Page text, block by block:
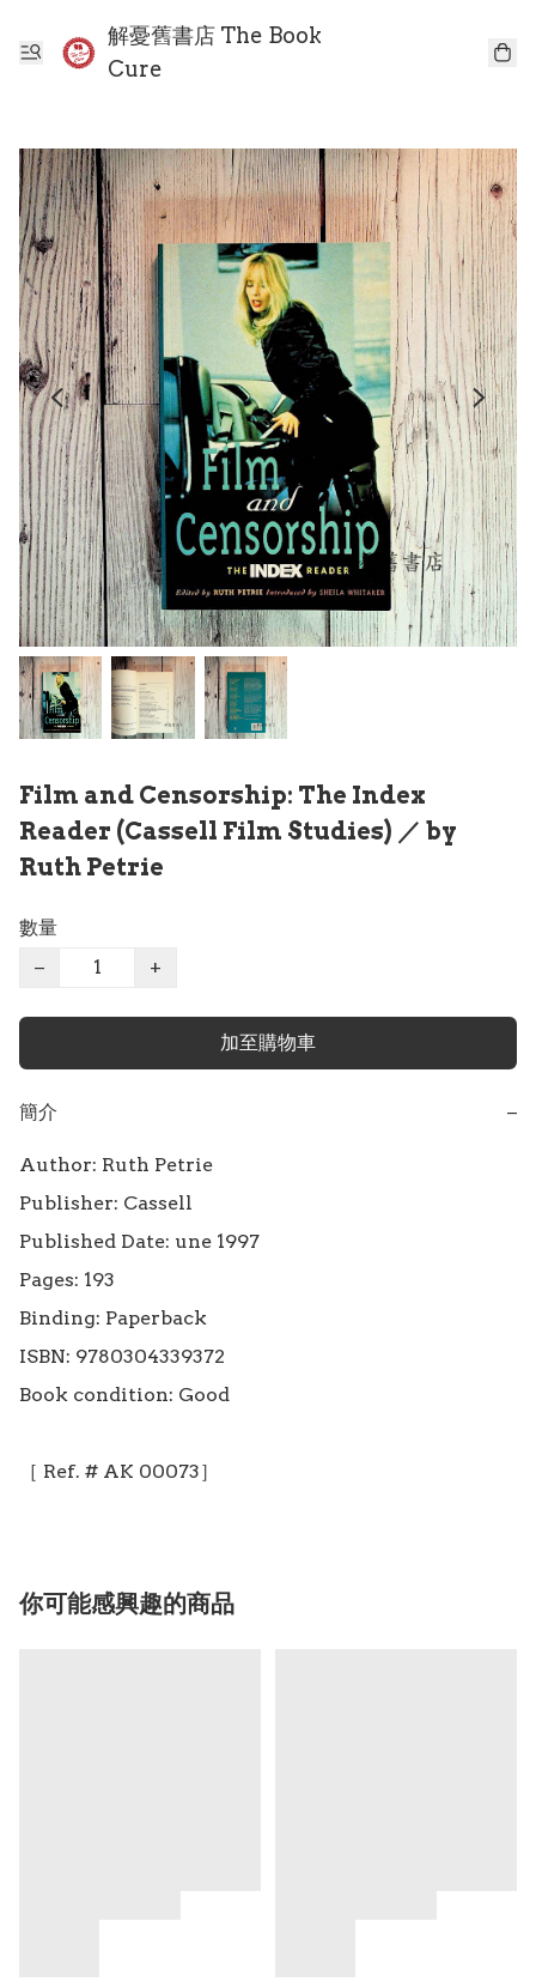
解憂舊書店 The Book
Cure
Film and Censorship: The Index
Reader (Cassell Film Studies) ／ by
Ruth Petrie
數量
−
+
加至購物車
簡介 −
Author: Ruth Petrie
Publisher: Cassell
Published Date: une 1997
Pages: 193
Binding: Paperback
ISBN: 9780304339372
Book condition: Good
［ Ref. # AK 00073］
你可能感興趣的商品